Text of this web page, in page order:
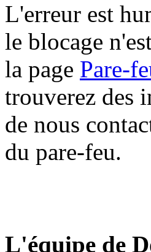
L'erreur est
le blocage
la page Pare-
trouverez des
de nous
du pare-feu.
L'équipe de